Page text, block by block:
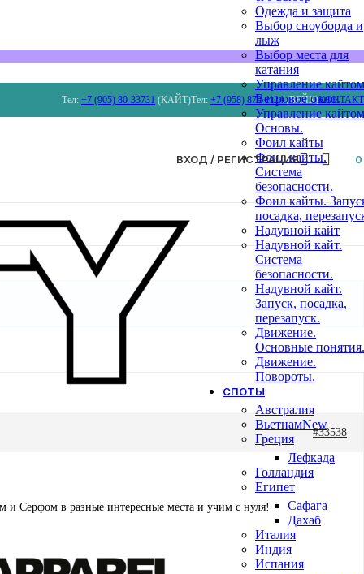
Тел: +7 (905) 80-33731 (КАЙТ)Тел: +7 (958) 879 4124(ВЕЙК)
ВХОД / РЕГИСТРАЦИЯ 0
Одежда и защита
Выбор сноуборда и
лыж
Выбор места для
катания
Управление
Ветровое окно.
Управление
Основы.
Фоил кайты
Фоил кайты.
Система
безопасности.
Фоил кайты.
посадка,
Надувной кайт
Надувной кайт.
Система
безопасности.
Надувной кайт.
Запуск, посадка,
перезапуск.
Движение.
Основные понятия.
Движение.
Повороты.
СПОТЫ
Австралия
ВьетнамNew
Греция
Лефкада
Голландия
Египет
Сафага
Дахаб
Италия
Индия
Испания
#33538
и Серфом в разные интересные места и учим с нуля!